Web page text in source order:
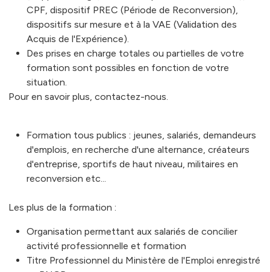
CPF, dispositif PREC (Période de Reconversion),
dispositifs sur mesure et à la VAE (Validation des
Acquis de l'Expérience).
Des prises en charge totales ou partielles de votre
formation sont possibles en fonction de votre
situation.
Pour en savoir plus, contactez-nous.
Formation tous publics : jeunes, salariés, demandeurs
d'emplois, en recherche d'une alternance, créateurs
d'entreprise, sportifs de haut niveau, militaires en
reconversion etc...
Les plus de la formation :
Organisation permettant aux salariés de concilier
activité professionnelle et formation
Titre Professionnel du Ministère de l'Emploi enregistré